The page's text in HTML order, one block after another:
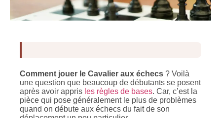
Comment jouer le Cavalier aux échecs ? Voilà
une question que beaucoup de débutants se posent
après avoir appris les règles de bases. Car, c’est la
pièce qui pose généralement le plus de problèmes
quand on débute aux échecs du fait de son